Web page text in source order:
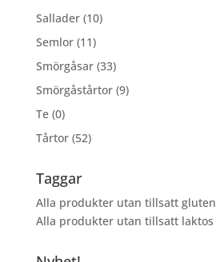
Sallader (10)
Semlor (11)
Smörgåsar (33)
Smörgåstårtor (9)
Te (0)
Tårtor (52)
Taggar
Alla produkter utan tillsatt gluten
Alla produkter utan tillsatt laktos